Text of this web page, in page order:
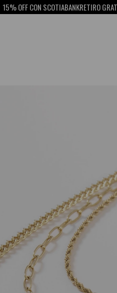
OFF CON SCOTIABANKRETIRO GRATIS